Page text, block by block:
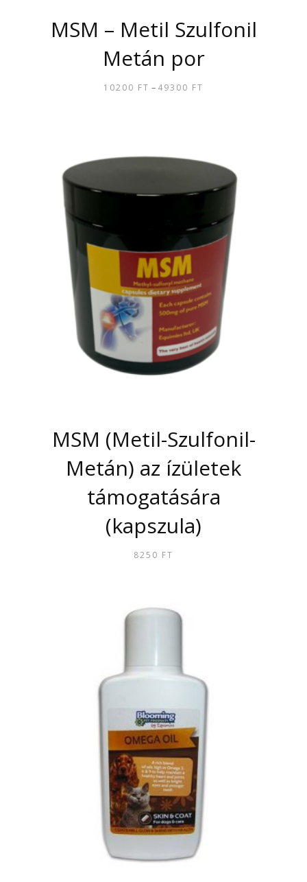
MSM – Metil Szulfonil
Metán por
10200 FT – 49300 FT
VARIÁCIÓJA
VÁLTOZATOK
A
TERMÉKOLDALON
VÁLASZTHATÓK
KI
MSM (Metil-Szulfonil-
Metán) az ízületek
támogatására
(kapszula)
8250 FT